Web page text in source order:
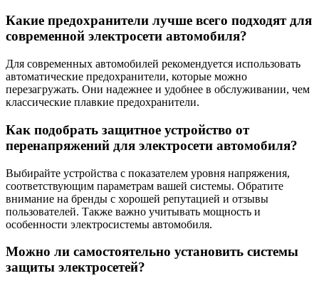
Какие предохранители лучше всего подходят для
современной электросети автомобиля?
Для современных автомобилей рекомендуется использовать
автоматические предохранители, которые можно
перезагружать. Они надежнее и удобнее в обслуживании, чем
классические плавкие предохранители.
Как подобрать защитное устройство от
перенапряжений для электросети автомобиля?
Выбирайте устройства с показателем уровня напряжения,
соответствующим параметрам вашей системы. Обратите
внимание на бренды с хорошей репутацией и отзывы
пользователей. Также важно учитывать мощность и
особенности электросистемы автомобиля.
Можно ли самостоятельно установить системы
защиты электросетей?